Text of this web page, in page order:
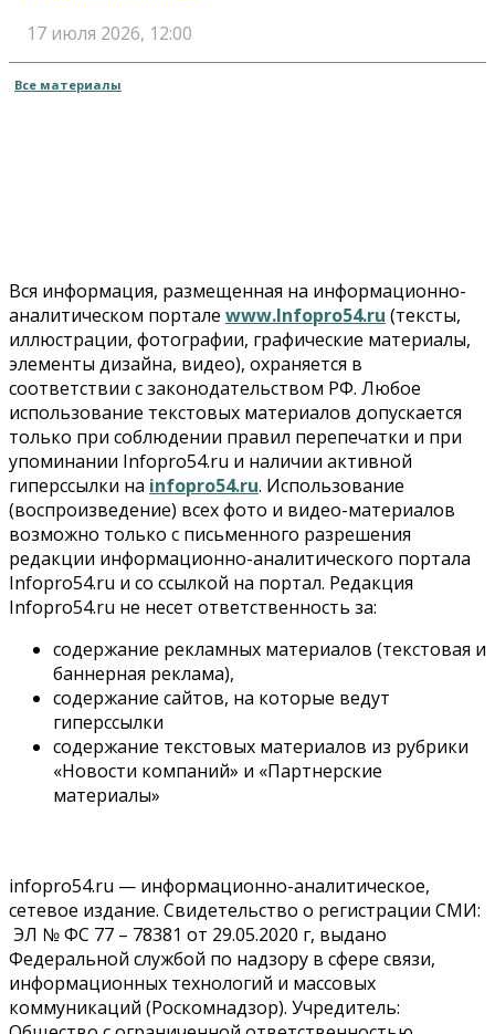
17 июля 2026, 12:00
Все материалы
Вся информация, размещенная на информационно-
аналитическом портале www.Infopro54.ru (тексты,
иллюстрации, фотографии, графические материалы,
элементы дизайна, видео), охраняется в
соответствии с законодательством РФ. Любое
использование текстовых материалов допускается
только при соблюдении правил перепечатки и при
упоминании Infopro54.ru и наличии активной
гиперссылки на infopro54.ru. Использование
(воспроизведение) всех фото и видео-материалов
возможно только с письменного разрешения
редакции информационно-аналитического портала
Infopro54.ru и со ссылкой на портал. Редакция
Infopro54.ru не несет ответственность за:
содержание рекламных материалов (текстовая и
баннерная реклама),
содержание сайтов, на которые ведут
гиперссылки
содержание текстовых материалов из рубрики
«Новости компаний» и «Партнерские
материалы»
infopro54.ru — информационно-аналитическое,
сетевое издание. Свидетельство о регистрации СМИ:
ЭЛ № ФС 77 – 78381 от 29.05.2020 г, выдано
Федеральной службой по надзору в сфере связи,
информационных технологий и массовых
коммуникаций (Роскомнадзор). Учредитель: